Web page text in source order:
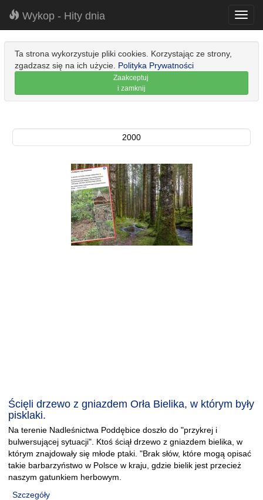
Wykop - Hity dnia
Ta strona wykorzystuje pliki cookies. Korzystając ze strony,
zgadzasz się na ich użycie. Polityka Prywatności
Zaakceptuj
i zamknij
2000
Ścięli drzewo z gniazdem Orła Bielika, w którym były
pisklaki.
Na terenie Nadleśnictwa Poddębice doszło do "przykrej i
bulwersującej sytuacji". Ktoś ściął drzewo z gniazdem bielika, w
którym znajdowały się młode ptaki. "Brak słów, które mogą opisać
takie barbarzyństwo w Polsce w kraju, gdzie bielik jest przecież
naszym gatunkiem herbowym.
Szczegóły